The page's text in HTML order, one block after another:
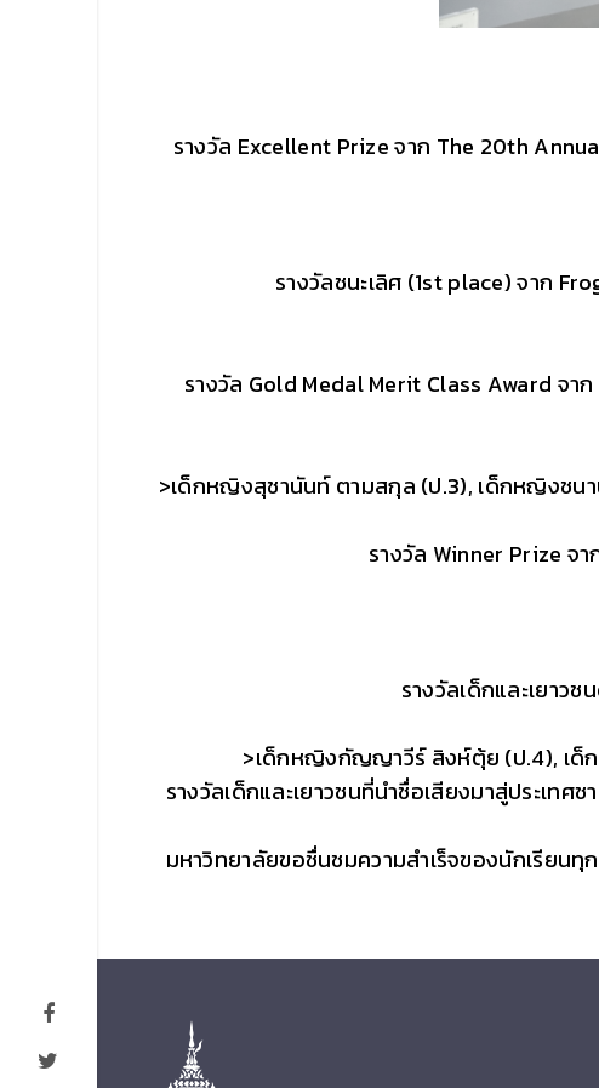
รางวัล Excellent Prize จาก The 20th
รางวัลชนะเลิศ (1st place) จาก
รางวัล Gold Medal Merit Class Award
>เด็กหญิงสุชานันท์ ตามสกุล (ป.3), เด็กหญิงชน
รางวัล Winner Prize จ
รางวัลเด็กและเยาว
>เด็กหญิงกัญญาวีร์ สิงห์ตุ้ย (ป.4), เด็
รางวัลเด็กและเยาวชนที่นำชื่อเสียงมาสู่ประเท
มหาวิทยาลัยขอชื่นชมความสำเร็จของนักเรียน